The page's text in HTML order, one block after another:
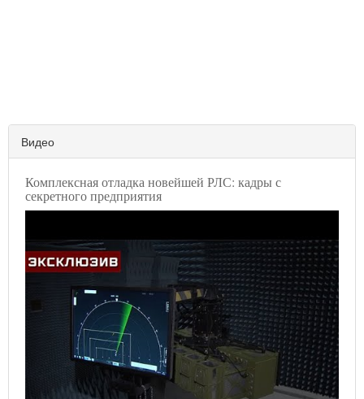
Видео
Комплексная отладка новейшей РЛС: кадры с
секретного предприятия